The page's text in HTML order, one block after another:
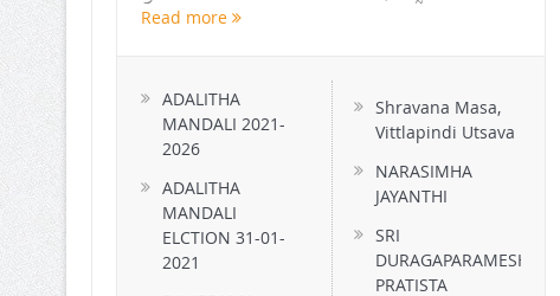
Read more
ADALITHA
MANDALI 2021-
2026
ADALITHA
MANDALI
ELCTION 31-01-
2021
Shravana Masa,
Vittlapindi Utsava
NARASIMHA
JAYANTHI
SRI
DURAGAPARAMESHWARI
PRATISTA